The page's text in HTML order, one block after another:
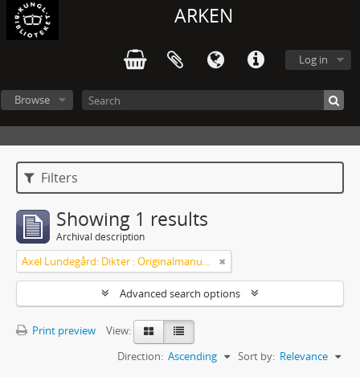
ARKEN
Log in
Browse
Filters
Showing 1 results
Archival description
Axel Lundegård: Dikter : Originalmanuskript
Advanced search options
Print preview
View:
Sort by: Relevance
Direction: Ascending